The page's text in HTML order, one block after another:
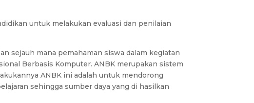
untuk melakukan evaluasi dan penilaian
sejauh mana pemahaman siswa dalam kegiatan
Berbasis Komputer. ANBK merupakan sistem
ANBK ini adalah untuk mendorong
sehingga sumber daya yang di hasilkan